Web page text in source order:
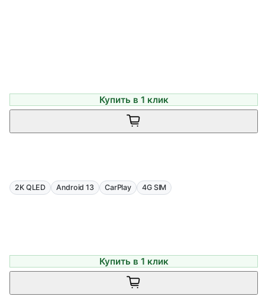
Купить в 1 клик
2K QLED Android 13 CarPlay 4G SIM
Купить в 1 клик